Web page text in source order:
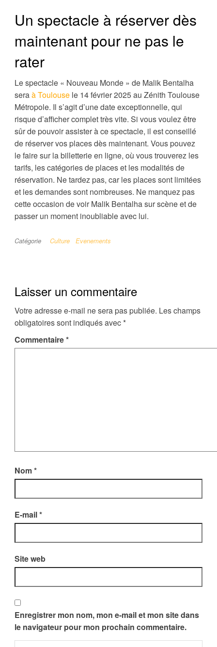
Un spectacle à réserver dès
maintenant pour ne pas le
rater
Le spectacle « Nouveau Monde » de Malik Bentalha
seraà Toulouse le 14 février 2025 au Zénith Toulouse
Métropole. Il s’agit d’une date exceptionnelle, qui
risque d’afficher complet très vite. Si vous voulez être
sûr de pouvoir assister à ce spectacle, il est conseillé
de réserver vos places dès maintenant. Vous pouvez
le faire sur la billetterie en ligne, où vous trouverez les
tarifs, les catégories de places et les modalités de
réservation. Ne tardez pas, car les places sont limitées
et les demandes sont nombreuses. Ne manquez pas
cette occasion de voir Malik Bentalha sur scène et de
passer un moment inoubliable avec lui.
Catégorie Culture Evenements
Laisser un commentaire
Votre adresse e-mail ne sera pas publiée. Les champs
obligatoires sont indiqués avec *
Commentaire*
Nom*
E-mail*
Site web
Enregistrer mon nom, mon e-mail et mon site dans
le navigateur pour mon prochain commentaire.